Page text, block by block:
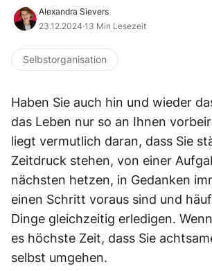
Alexandra Sievers
23.12.2024·13 Min Lesezeit
Selbstorganisation
Haben Sie auch hin und wieder
das Leben nur so an Ihnen
liegt vermutlich daran, dass Sie
Zeitdruck stehen, von einer
nächsten hetzen, in Gedanken
einen Schritt voraus sind und
Dinge gleichzeitig erledigen.
es höchste Zeit, dass Sie
selbst umgehen.